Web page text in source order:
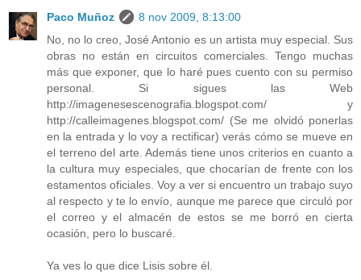
Paco Muñoz
8 nov 2009, 8:13:00
No, no lo creo, José Antonio es un artista muy especial. Sus
obras no están en circuitos comerciales. Tengo muchas
más que exponer, que lo haré pues cuento con su permiso
personal. Si sigues las Web
http://imagenesescenografia.blogspot.com/ y
http://calleimagenes.blogspot.com/ (Se me olvidó ponerlas
en la entrada y lo voy a rectificar) verás cómo se mueve en
el terreno del arte. Además tiene unos criterios en cuanto a
la cultura muy especiales, que chocarían de frente con los
estamentos oficiales. Voy a ver si encuentro un trabajo suyo
al respecto y te lo envío, aunque me parece que circuló por
el correo y el almacén de estos se me borró en cierta
ocasión, pero lo buscaré.
Ya ves lo que dice Lisis sobre él.